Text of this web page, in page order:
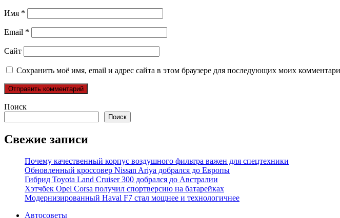
Имя *
Email *
Сайт
Сохранить моё имя, email и адрес сайта в этом браузере для последующих моих
Поиск
Поиск
Свежие записи
Почему качественный корпус воздушного фильтра важен для спецтехники
Обновленный кроссовер Nissan Ariya добрался до Европы
Гибрид Toyota Land Cruiser 300 добрался до Австралии
Хэтчбек Opel Corsa получил спортверсию на батарейках
Модернизированный Haval F7 стал мощнее и технологичнее
Автосоветы